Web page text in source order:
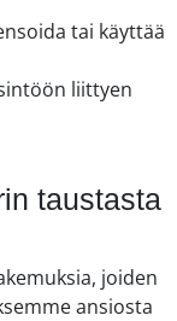
tai käyttää
liittyen
taustasta
joiden
ansiosta